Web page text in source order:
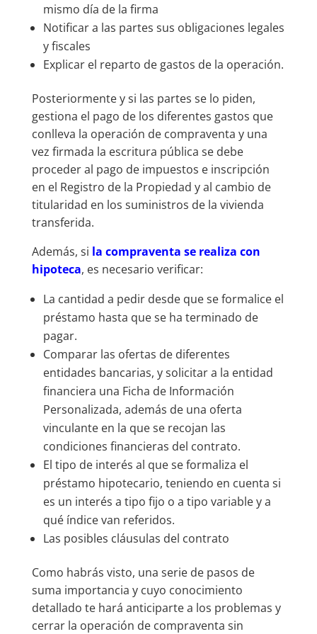
mismo día de la firma
Notificar a las partes sus obligaciones legales
y fiscales
Explicar el reparto de gastos de la operación.
Posteriormente y si las partes se lo piden,
gestiona el pago de los diferentes gastos que
conlleva la operación de compraventa y una
vez firmada la escritura pública se debe
proceder al pago de impuestos e inscripción
en el Registro de la Propiedad y al cambio de
titularidad en los suministros de la vivienda
transferida.
Además, si la compraventa se realiza con
hipoteca, es necesario verificar:
La cantidad a pedir desde que se formalice el
préstamo hasta que se ha terminado de
pagar.
Comparar las ofertas de diferentes
entidades bancarias, y solicitar a la entidad
financiera una Ficha de Información
Personalizada, además de una oferta
vinculante en la que se recojan las
condiciones financieras del contrato.
El tipo de interés al que se formaliza el
préstamo hipotecario, teniendo en cuenta si
es un interés a tipo fijo o a tipo variable y a
qué índice van referidos.
Las posibles cláusulas del contrato
Como habrás visto, una serie de pasos de
suma importancia y cuyo conocimiento
detallado te hará anticiparte a los problemas y
cerrar la operación de compraventa sin